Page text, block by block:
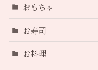
おもちゃ
お寿司
お料理